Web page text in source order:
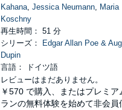
Kahana, Jessica Neumann, Maria
Koschny
再生時間： 51 分
シリーズ：
Edgar Allan Poe &
Dupin
言語： ドイツ語
レビューはまだありません。
￥570 で購入、またはプレミア
ランの無料体験を始めて非会員